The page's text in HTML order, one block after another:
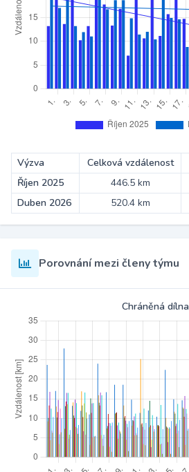
Výzva Celková vzdálenost
Říjen 2025
446.5 km
Duben 2026 520.4 km
Porovnání mezi členy týmu
Chráněná dílna